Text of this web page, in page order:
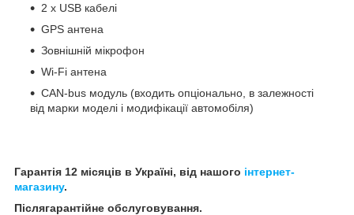
2 x USB кабелі
GPS антена
Зовнішній мікрофон
Wi-Fi антена
CAN-bus модуль (входить опціонально, в залежності
від марки моделі і модифікації автомобіля)
Гарантія 12 місяців в Україні, від нашого інтернет-
магазину.
Післягарантійне обслуговування.